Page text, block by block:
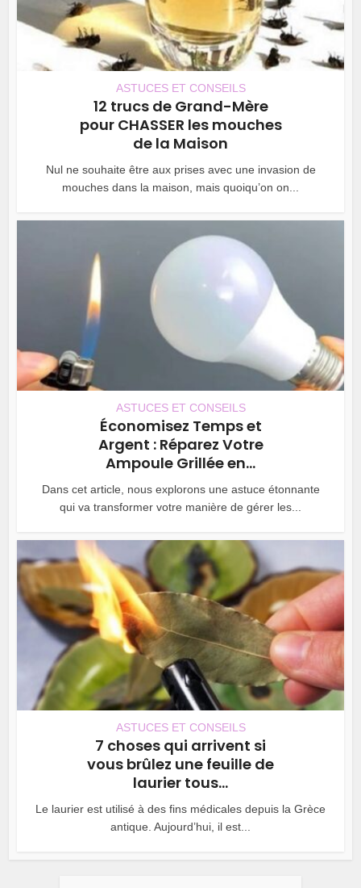
ASTUCES ET CONSEILS
12 trucs de Grand-Mère
pour CHASSER les mouches
de la Maison
Nul ne souhaite être aux prises avec une invasion de
mouches dans la maison, mais quoiqu’on on...
ASTUCES ET CONSEILS
Économisez Temps et
Argent : Réparez Votre
Ampoule Grillée en...
Dans cet article, nous explorons une astuce étonnante
qui va transformer votre manière de gérer les...
ASTUCES ET CONSEILS
7 choses qui arrivent si
vous brûlez une feuille de
laurier tous...
Le laurier est utilisé à des fins médicales depuis la Grèce
antique. Aujourd’hui, il est...